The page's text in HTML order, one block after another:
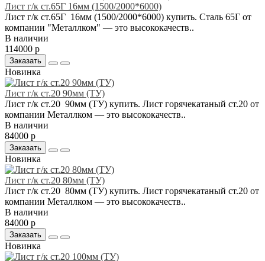
Лист г/к ст.65Г 16мм (1500/2000*6000)
Лист г/к ст.65Г 16мм (1500/2000*6000) купить. Сталь 65Г от
компании "Металлком" — это высококачеств..
В наличии
114000 р
Заказать
Новинка
Лист г/к ст.20 90мм (ТУ)
Лист г/к ст.20 90мм (ТУ) купить. Лист горячекатаный ст.20 от
компании Металлком — это высококачеств..
В наличии
84000 р
Заказать
Новинка
Лист г/к ст.20 80мм (ТУ)
Лист г/к ст.20 80мм (ТУ) купить. Лист горячекатаный ст.20 от
компании Металлком — это высококачеств..
В наличии
84000 р
Заказать
Новинка